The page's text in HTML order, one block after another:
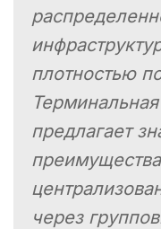
плотностью
предлагает
через